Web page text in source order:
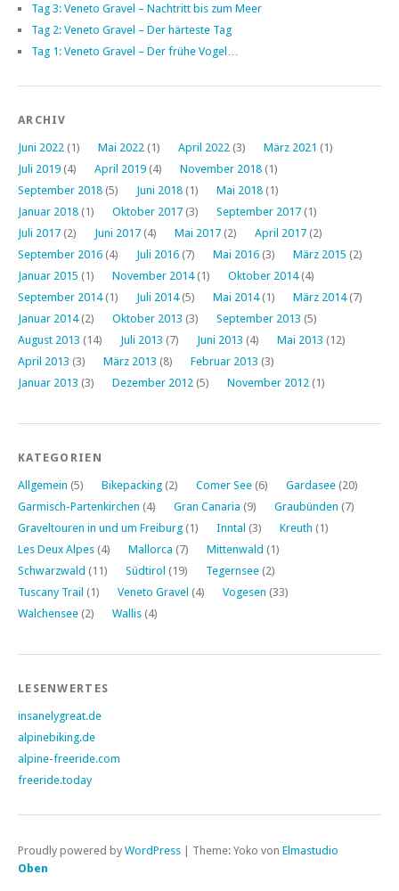
Tag 3: Veneto Gravel – Nachtritt bis zum Meer
Tag 2: Veneto Gravel – Der härteste Tag
Tag 1: Veneto Gravel – Der frühe Vogel…
ARCHIV
Juni 2022 (1) Mai 2022 (1) April 2022 (3) März 2021 (1)
Juli 2019 (4) April 2019 (4) November 2018 (1)
September 2018 (5) Juni 2018 (1) Mai 2018 (1)
Januar 2018 (1) Oktober 2017 (3) September 2017 (1)
Juli 2017 (2) Juni 2017 (4) Mai 2017 (2) April 2017 (2)
September 2016 (4) Juli 2016 (7) Mai 2016 (3) März 2015 (2)
Januar 2015 (1) November 2014(1) Oktober 2014(4)
September 2014(1) Juli 2014(5) Mai 2014(1) März 2014(7)
Januar 2014(2) Oktober 2013 (3) September 2013 (5)
August 2013 (14) Juli 2013 (7) Juni 2013 (4) Mai 2013 (12)
April 2013 (3) März 2013 (8) Februar 2013 (3)
Januar 2013 (3) Dezember 2012 (5) November 2012 (1)
KATEGORIEN
Allgemein (5) Bikepacking (2) Comer See (6) Gardasee (20)
Garmisch-Partenkirchen (4) Gran Canaria (9) Graubünden (7)
Graveltouren in und um Freiburg (1) Inntal (3) Kreuth (1)
Les Deux Alpes (4) Mallorca (7) Mittenwald (1)
Schwarzwald (11) Südtirol (19) Tegernsee (2)
Tuscany Trail (1) Veneto Gravel (4) Vogesen (33)
Walchensee (2) Wallis (4)
LESENWERTES
insanelygreat.de
alpinebiking.de
alpine-freeride.com
freeride.today
Proudly powered by WordPress Theme: Yoko von Elmastudio
Oben